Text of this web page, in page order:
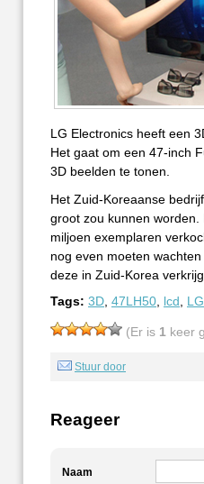
LG Electronics heeft een
Het gaat om een 47-inch
3D beelden te tonen.
Het Zuid-Koreaanse
groot zou kunnen
miljoen exemplaren
nog even moeten
deze in Zuid-Korea
Tags: 3D 47LH50 lcd LG
(Er is 1 keer
Stuur door
Reageer
Naam